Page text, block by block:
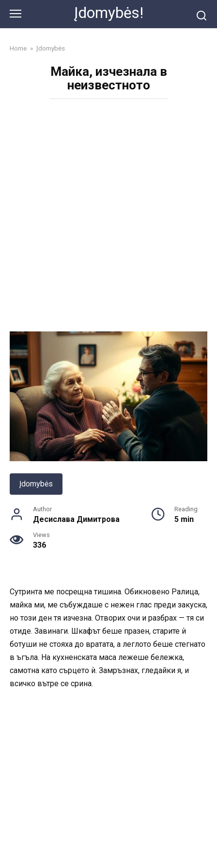
content
Įdomybės!
Home » Įdomybės
Майка, изчезнала в
неизвестното
Įdomybės
Author
Десислава Димитрова
Reading
5 min
Views
336
Сутринта ме посрещна тишина. Обикновено Ралица,
майка ми, ме събуждаше с нежен глас преди закуска,
но този ден тя изчезна. Отворих очи и разбрах — тя си
отиде. Завинаги. Шкафът беше празен, старите ѝ
ботуши не стояха до вратата, а леглото беше стегнато
в ъгъла. На кухненската маса лежеше бележка,
самотна като сърцето ѝ. Замръзнах, гледайки я, и
всичко вътре се срина.